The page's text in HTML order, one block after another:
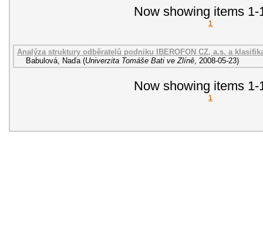
Now showing items 1-
1
Analýza struktury odběratelů podniku IBEROFON CZ, a.s. a
Babulová, Naďa (Univerzita Tomáše Bati ve Zlíně, 2008-05-23)
Now showing items 1-
1